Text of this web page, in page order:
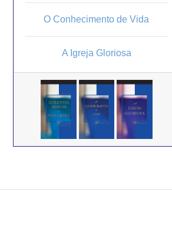
O Conhecimento de Vida
A Igreja Gloriosa